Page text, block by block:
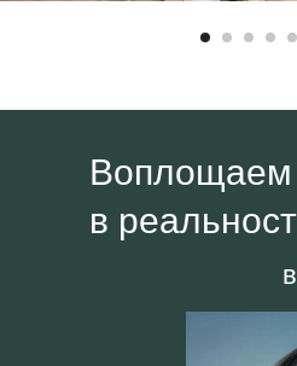
Воплощаем
в